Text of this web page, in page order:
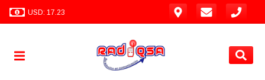
USD: 17.23